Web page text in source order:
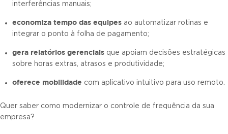
interferências manuais;
economiza tempo das equipes ao automatizar rotinas e
integrar o ponto à folha de pagamento;
gera relatórios gerenciais que apoiam decisões estratégicas
sobre horas extras, atrasos e produtividade;
oferece mobilidade com aplicativo intuitivo para uso remoto.
Quer saber como modernizar o controle de frequência da sua
empresa?